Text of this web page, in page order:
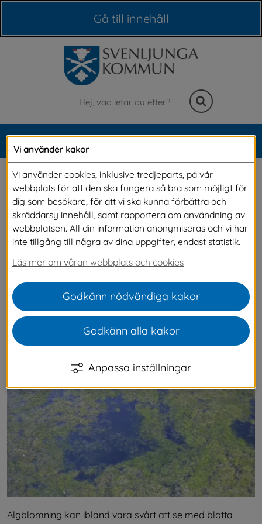
Gå till innehåll
Sök
Meny
Med värmen finns risk
för algblomning
Äntligen är sommarvärmen här! Med värmen
kommer även högre vattentemperaturer och
algblomning. Algblomning är en naturlig
process där stora mängder växtplankton
samlas och vissa alger kan producera giftiga
ämnen.
Algblomning kan ibland vara svårt att se med blotta
Vi använder kakor
Vi använder cookies, inklusive tredjeparts, på vår
webbplats för att den ska fungera så bra som möjligt för
dig som besökare, för att vi ska kunna förbättra och
skräddarsy innehåll, samt rapportera om användning av
webbplatsen. All din information anonymiseras och vi har
inte tillgång till några av dina uppgifter, endast statistik.
Läs mer om våran webbplats och cookies
Godkänn nödvändiga kakor
Godkänn alla kakor
Anpassa inställningar